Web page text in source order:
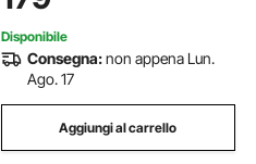
Esterno, Campeggio
Disponibile
Consegna:non appena Lun.
Ago. 17
Aggiungi al carrello